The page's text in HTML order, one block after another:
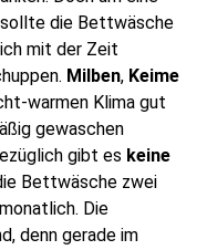
die Bettwäsche
mit der Zeit
Milben, Keime
warmen Klima gut
gewaschen
gibt es keine
Bettwäsche zwei
Die
denn gerade im